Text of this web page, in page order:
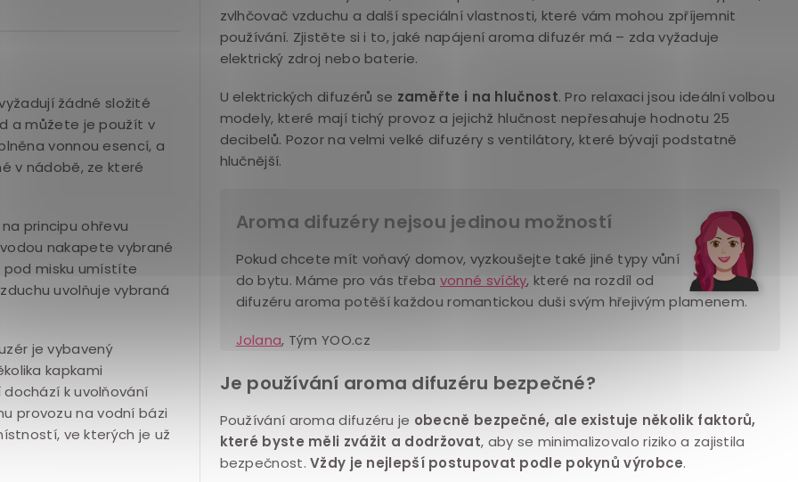
žádné složité
a můžete je použít v
vonnou esencí, a
v nádobě, ze které
principu ohřevu
nakapete vybrané
pod misku umístíte
uvolňuje vybraná
je vybavený
kapkami
k uvolňování
provozu na vodní bázi
ve kterých je už
zvlhčovač vzduchu a další speciální vlastnosti, které vám mohou zpříjemnit
používání. Zjistěte si i to, jaké napájení aroma difuzér má – zda vyžaduje
elektrický zdroj nebo baterie.
U elektrických difuzérů se zaměřte i na hlučnost. Pro relaxaci jsou ideální volbou
modely, které mají tichý provoz a jejichž hlučnost nepřesahuje hodnotu 25
decibelů. Pozor na velmi velké difuzéry s ventilátory, které bývají podstatně
hlučnější.
Aroma difuzéry nejsou jedinou možností
Pokud chcete mít voňavý domov, vyzkoušejte také jiné typy vůní
do bytu. Máme pro vás třeba vonné svíčky, které na rozdíl od
difuzéru aroma potěší každou romantickou duši svým hřejivým plamenem.
Jolana, Tým YOO.cz
Je používání aroma difuzéru bezpečné?
Používání aroma difuzéru je obecně bezpečné, ale existuje několik faktorů,
které byste měli zvážit a dodržovat, aby se minimalizovalo riziko a zajistila
bezpečnost.Vždy je nejlepší postupovat podle pokynů výrobce.